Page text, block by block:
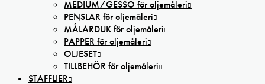
MEDIUM/GESSO för oljemåleri
PENSLAR för oljemåleri
MÅLARDUK för oljemåleri
PAPPER för oljemåleri
OLJESET
TILLBEHÖR för oljemåleri
STAFFLIER